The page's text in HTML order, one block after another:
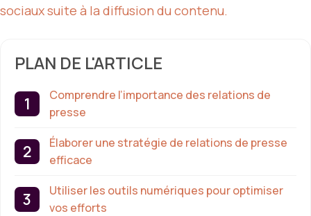
sociaux suite à la diffusion du contenu.
PLAN DE L'ARTICLE
Comprendre l’importance des relations de
presse
Élaborer une stratégie de relations de presse
efficace
Utiliser les outils numériques pour optimiser
vos efforts